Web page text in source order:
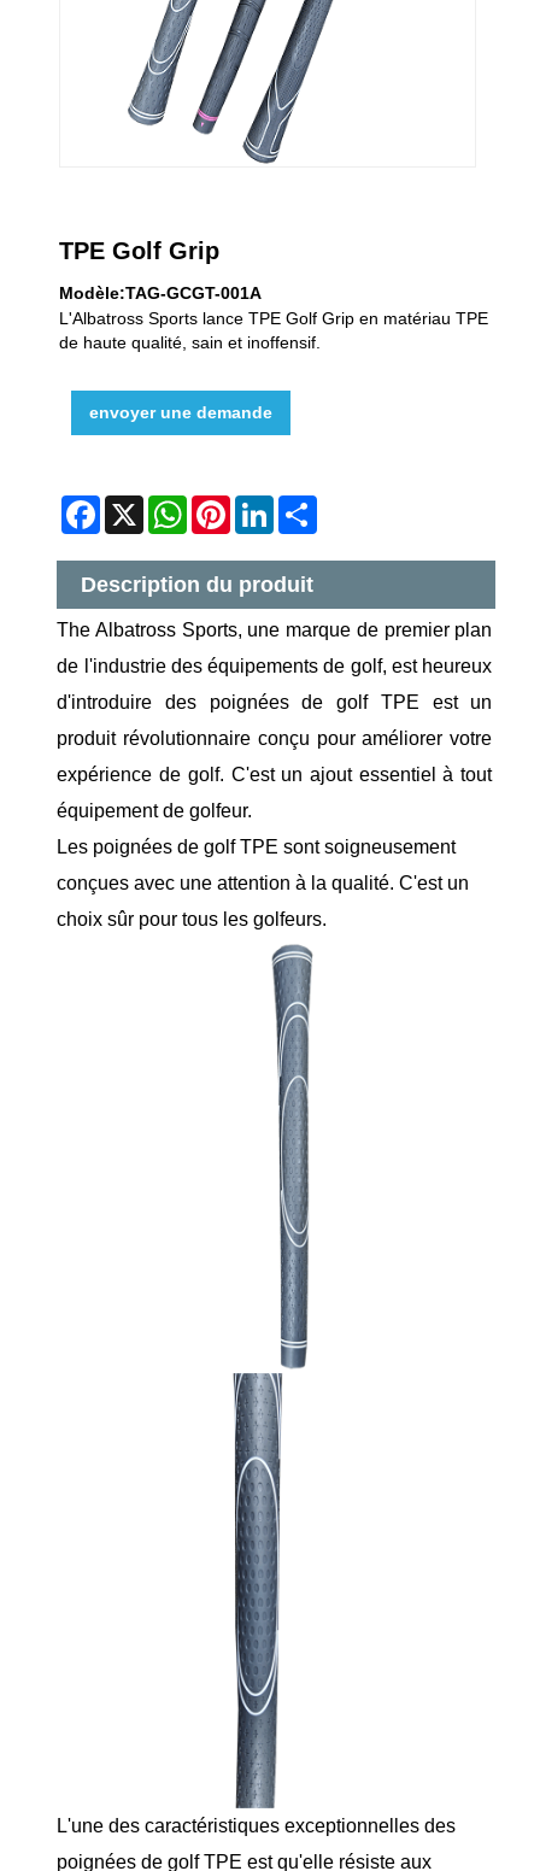
TPE Golf Grip
Modèle:TAG-GCGT-001A
L'Albatross Sports lance TPE Golf Grip en matériau TPE
de haute qualité, sain et inoffensif.
envoyer une demande
Facebook
X WhatsApp
Pinterest
LinkedIn
Description du produit
The Albatross Sports, une marque de premier plan
de l'industrie des équipements de golf, est heureux
d'introduire des poignées de golf TPE est un
produit révolutionnaire conçu pour améliorer votre
expérience de golf. C'est un ajout essentiel à tout
équipement de golfeur.
Les poignées de golf TPE sont soigneusement
conçues avec une attention à la qualité. C'est un
choix sûr pour tous les golfeurs.
L'une des caractéristiques exceptionnelles des
poignées de golf TPE est qu'elle résiste aux